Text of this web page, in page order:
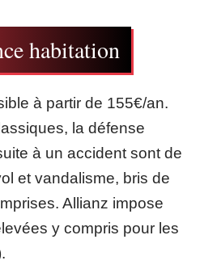
habitation
à partir de 155€/an.
la défense
à un accident sont de
et vandalisme, bris de
Allianz impose
y compris pour les